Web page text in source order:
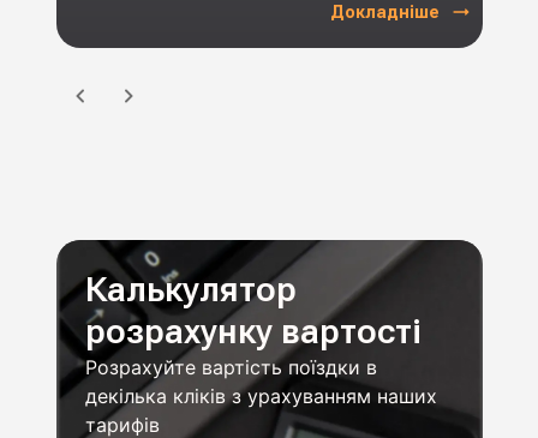
Докладніше
Калькулятор
розрахунку вартості
Розрахуйте вартість поїздки в
декілька кліків з урахуванням наших
тарифів